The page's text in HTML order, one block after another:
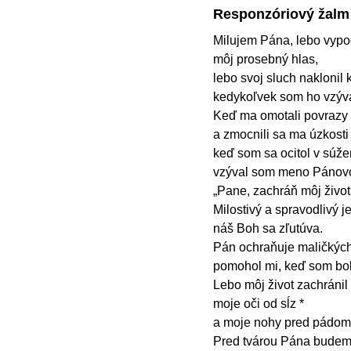
Responzóriový žalm
Milujem Pána, lebo
môj prosebný hlas,
lebo svoj sluch naklonil
kedykoľvek som ho
Keď ma omotali povrazy
a zmocnili sa ma
keď som sa ocitol v
vzýval som meno
„Pane, zachráň môj
Milostivý a spravodlivý
náš Boh sa zľutúva.
Pán ochraňuje
pomohol mi, keď som
Lebo môj život zachránil
moje oči od sĺz *
a moje nohy pred
Pred tvárou Pána